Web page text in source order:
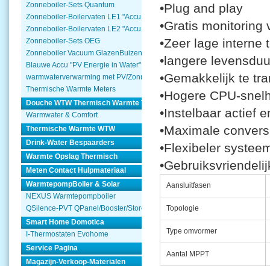
Zonneboiler-Sets Quantum
Zonneboiler-Boilervaten LE1 "Accu Woning Watmte"
Zonneboiler-Boilervaten LE2 "Accu Woning Watmte"
Zonneboiler-Sets OEG
Zonneboiler Vacuum GlazenBuizen
Blauwe Accu "PV Energie in Water"
warmwaterverwarming met PV/Zonnepanelen
Thermische Warmte Meters
Douche WTW Thermisch Warmte Terugwinnen
Warmwater & Comfort
Thermische Warmte WTW
Drink-Water Bespaarders
Warmte Opslag Thermisch
Meten Contact Hulpmateriaal
WarmtepompBoiler & Solar
NEXUS Warmtepompboiler
QSilence-PVT QPanel/Booster/Store
Smart Home Domotica
I-Thermostaten Evohome
Service Pagina
Magazijn-Verkoop-Materialen
•Plug and play
•Gratis monitoring
•Zeer lage interne
•langere
•Gemakkelijk te
•Hogere CPU-
•Instelbaar actief
•Maximale
•Flexibeler
Aansluitfasen
Topologie
Type omvormer
Aantal MPPT